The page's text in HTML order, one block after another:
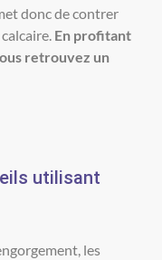
donc de contrer
En profitant
retrouvez un
utilisant
les